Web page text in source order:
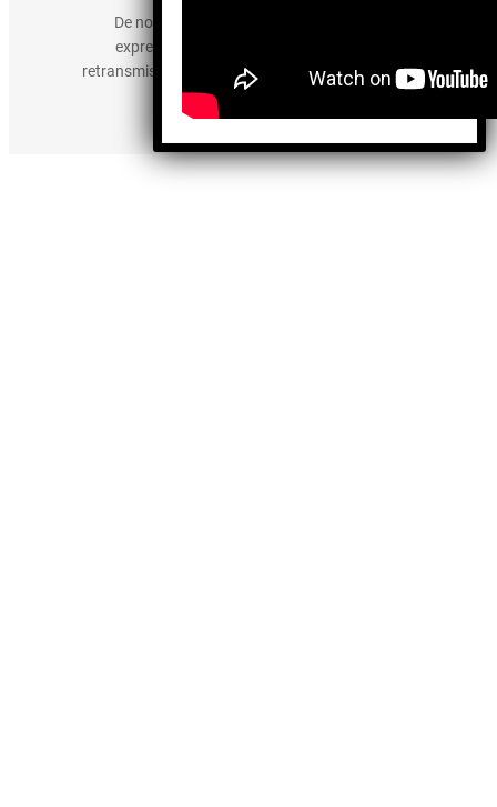
De no existir previa autorización, queda
expresamente prohibida la publicación,
retransmisión, edición y cualquier otro uso de los
contenidos.